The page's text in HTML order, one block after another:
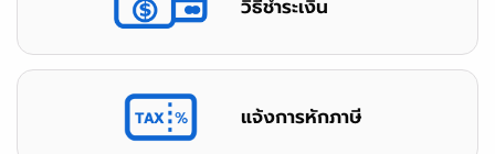
วิธีชำระเงิน
แจ้งการหักภาษี